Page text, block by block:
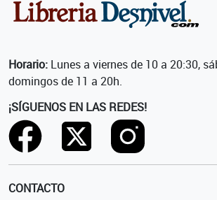
Horario: Lunes a viernes de 10 a 20:30,
domingos de 11 a 20h.
¡SÍGUENOS EN LAS REDES!
CONTACTO